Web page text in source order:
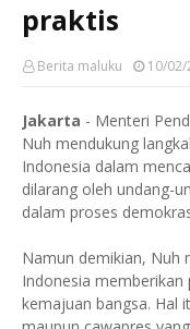
praktis
Berita maluku 10/02/
Jakarta - Menteri
Nuh mendukung
Indonesia dalam
dilarang oleh undang-
dalam proses
Namun demikian, Nuh
Indonesia
kemajuan bangsa. Hal